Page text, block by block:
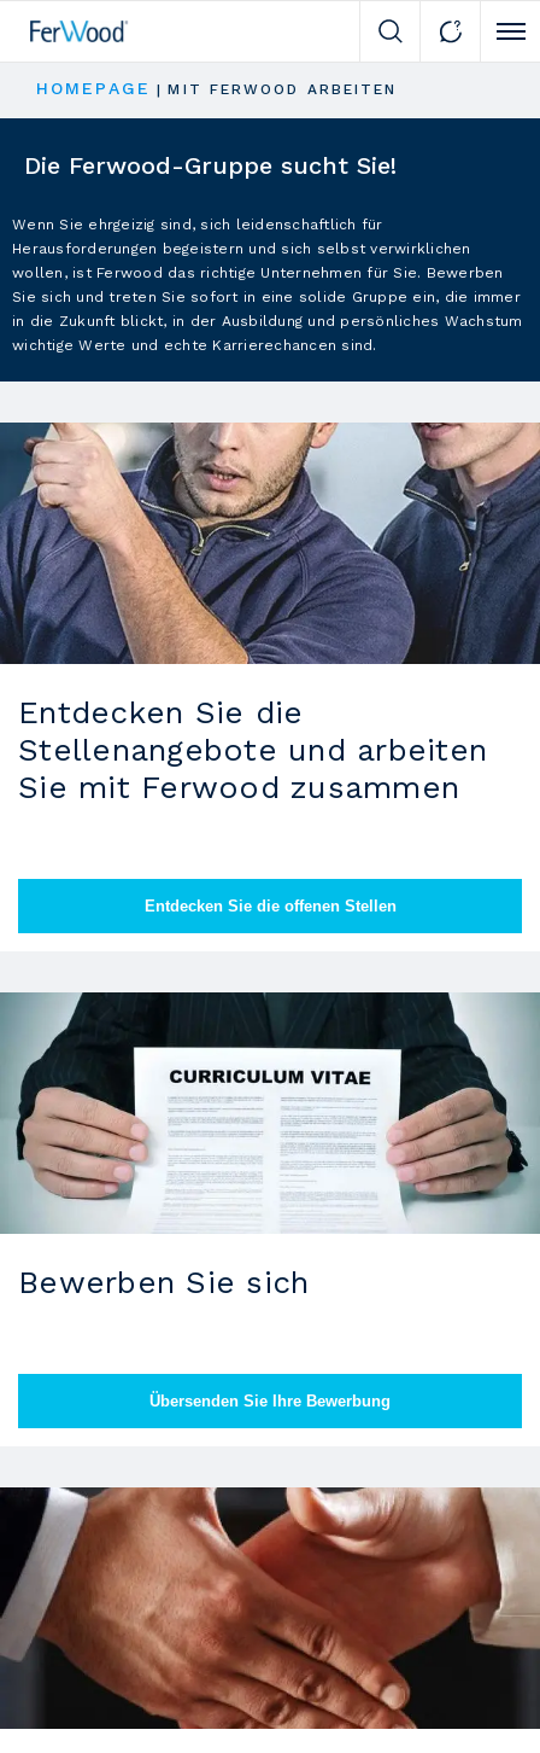
HOMEPAGE |MIT FERWOOD ARBEITEN
Die Ferwood-Gruppe sucht Sie!
Wenn Sie ehrgeizig sind, sich leidenschaftlich für
Herausforderungen begeistern und sich selbst verwirklichen
wollen, ist Ferwood das richtige Unternehmen für Sie. Bewerben
Sie sich und treten Sie sofort in eine solide Gruppe ein, die immer
in die Zukunft blickt, in der Ausbildung und persönliches Wachstum
wichtige Werte und echte Karrierechancen sind.
Entdecken Sie die
Stellenangebote und arbeiten
Sie mit Ferwood zusammen
Entdecken Sie die offenen Stellen
Bewerben Sie sich
Übersenden Sie Ihre Bewerbung